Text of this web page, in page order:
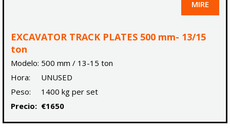
MIRE
EXCAVATOR TRACK PLATES 500 mm- 13/15
ton
Modelo: 500 mm / 13-15 ton
Hora:
UNUSED
Peso:
1400 kg per set
Precio: €1650